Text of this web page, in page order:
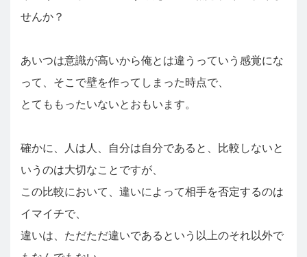
せんか？
あいつは意識が高いから俺とは違うっていう感覚にな
って、そこで壁を作ってしまった時点で、
とてももったいないとおもいます。
確かに、人は人、自分は自分であると、比較しないと
いうのは大切なことですが、
この比較において、違いによって相手を否定するのは
イマイチで、
違いは、ただただ違いであるという以上のそれ以外で